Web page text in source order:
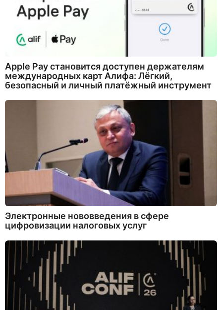
Apple Pay становится доступен держателям
международных карт Алифа: Лёгкий,
безопасный и личный платёжный инструмент
Электронные нововведения в сфере
цифровизации налоговых услуг